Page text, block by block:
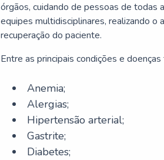
órgãos, cuidando de pessoas de todas
equipes multidisciplinares, realizando o
recuperação do paciente.
Entre as principais condições e
Anemia;
Alergias;
Hipertensão arterial;
Gastrite;
Diabetes;